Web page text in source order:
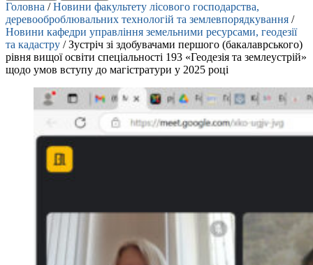
Головна /Новини факультету лісового господарства,
деревооброблювальних технологій та землевпорядкування /
Новини кафедри управління земельними ресурсами, геодезії
та кадастру /Зустріч зі здобувачами першого (бакалаврського)
рівня вищої освіти спеціальності 193 «Геодезія та землеустрій»
щодо умов вступу до магістратури у 2025 році